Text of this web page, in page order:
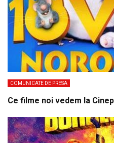
COMUNICATE DE PRESA
Ce filme noi vedem la